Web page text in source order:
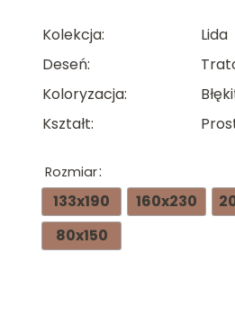
Kolekcja
Lida
Deseń
Koloryzacja
Kształt
Rozmiar
133x190 160x230
80x150